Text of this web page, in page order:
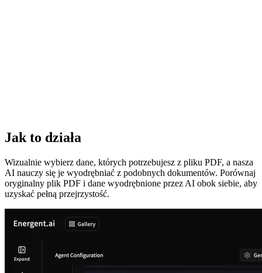
Jak to działa
Wizualnie wybierz dane, których potrzebujesz z pliku PDF, a nasza
AI nauczy się je wyodrębniać z podobnych dokumentów. Porównaj
oryginalny plik PDF i dane wyodrębnione przez AI obok siebie, aby
uzyskać pełną przejrzystość.